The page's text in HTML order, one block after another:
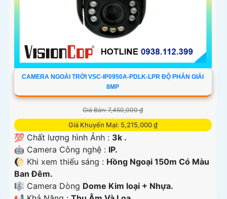
CAMERA NGOÀI TRỜI VSC-IP0950A-PDLK-LPR ĐỘ PHÂN GIẢI
8MP
Giá Bán: 7,450,000 ₫
Giá Khuyến Mại: 5,215,000 ₫
💯 Chất lượng hình Ảnh : 3k .
🤖️ Camera Công nghệ : IP.
🌔 Khi xem thiếu sáng : Hồng Ngoại 150m Có Màu
Ban Ðêm.
🎼️ Camera Dòng Dome Kim loại + Nhựa.